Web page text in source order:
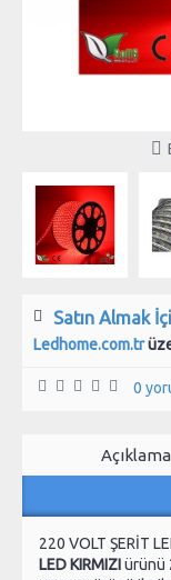
Satın Almak
Ledhome.com.tr
0
Açıklama
220 VOLT ŞERİT
LED KIRMIZIürünü